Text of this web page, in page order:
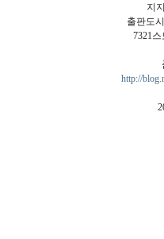
지
출판도
7321
http://